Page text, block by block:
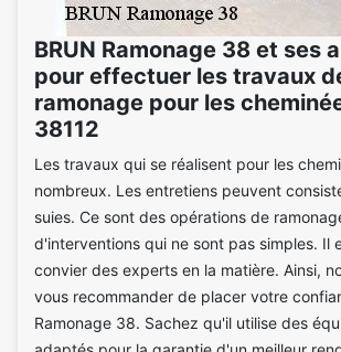
BRUN Ramonage 38 et ses
pour effectuer les travaux
ramonage pour les
38112
Les travaux qui se réalisent pour les
nombreux. Les entretiens peuvent
suies. Ce sont des opérations de
d'interventions qui ne sont pas simples. Il
convier des experts en la matière. Ainsi,
vous recommander de placer votre
Ramonage 38. Sachez qu'il utilise des